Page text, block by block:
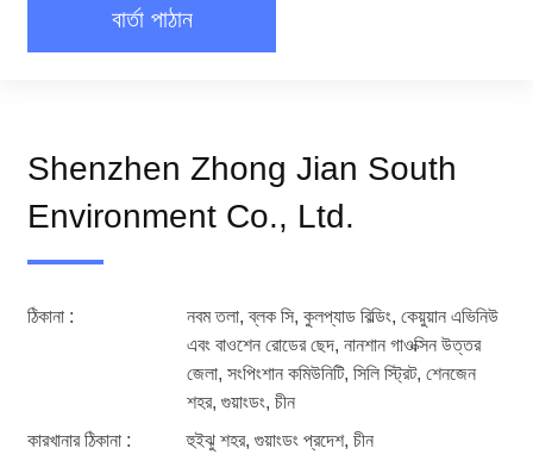
বার্তা পাঠান
Shenzhen Zhong Jian South
Environment Co., Ltd.
ঠিকানা :
নবম তলা, ব্লক সি, কুলপ্যাড বিল্ডিং, কেয়ুয়ান এভিনিউ
এবং বাওশেন রোডের ছেদ, নানশান গাওক্সিন উত্তর
জেলা, সংপিংশান কমিউনিটি, সিলি স্ট্রিট, শেনজেন
শহর, গুয়াংডং, চীন
কারখানার ঠিকানা :
হুইঝু শহর, গুয়াংডং প্রদেশ, চীন